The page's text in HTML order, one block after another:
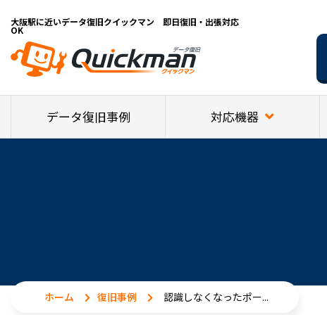
大阪駅に近いデータ復旧クイックマン 即日復旧・出張対応
OK
データ復旧事例 対応機器
ホーム 復旧事例 認識しなくなったポー...